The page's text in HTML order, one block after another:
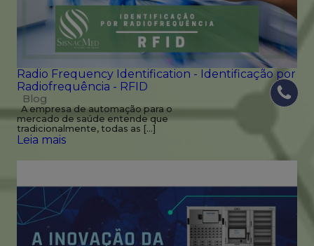
Radio Frequency Identification - Identificação por
Radiofrequência - RFID
Blog
A empresa de automação para o
mercado de saúde entende que
tradicionalmente, todas as […]
Leia mais